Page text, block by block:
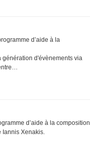
d’aide à la
génération d'évènements via
d’aide à la composition
Iannis Xenakis.